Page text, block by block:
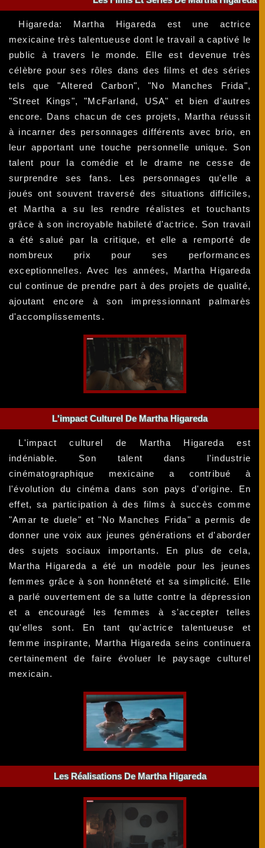
Higareda: Martha Higareda est une actrice
mexicaine très talentueuse dont le travail a captivé le
public à travers le monde. Elle est devenue très
célèbre pour ses rôles dans des films et des séries
tels que "Altered Carbon", "No Manches Frida",
"Street Kings", "McFarland, USA" et bien d'autres
encore. Dans chacun de ces projets, Martha réussit
à incarner des personnages différents avec brio, en
leur apportant une touche personnelle unique. Son
talent pour la comédie et le drame ne cesse de
surprendre ses fans. Les personnages qu'elle a
joués ont souvent traversé des situations difficiles,
et Martha a su les rendre réalistes et touchants
grâce à son incroyable habileté d'actrice. Son travail
a été salué par la critique, et elle a remporté de
nombreux prix pour ses performances
exceptionnelles. Avec les années, Martha Higareda
cul continue de prendre part à des projets de qualité,
ajoutant encore à son impressionnant palmarès
d'accomplissements.
L'impact Culturel De Martha Higareda
L'impact culturel de Martha Higareda est
indéniable. Son talent dans l'industrie
cinématographique mexicaine a contribué à
l'évolution du cinéma dans son pays d'origine. En
effet, sa participation à des films à succès comme
"Amar te duele" et "No Manches Frida" a permis de
donner une voix aux jeunes générations et d'aborder
des sujets sociaux importants. En plus de cela,
Martha Higareda a été un modèle pour les jeunes
femmes grâce à son honnêteté et sa simplicité. Elle
a parlé ouvertement de sa lutte contre la dépression
et a encouragé les femmes à s'accepter telles
qu'elles sont. En tant qu'actrice talentueuse et
femme inspirante, Martha Higareda seins continuera
certainement de faire évoluer le paysage culturel
mexicain.
Les Réalisations De Martha Higareda